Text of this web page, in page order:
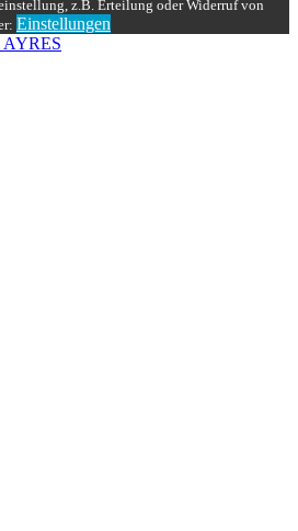
z.B. Erteilung oder Widerruf von
Einstellungen